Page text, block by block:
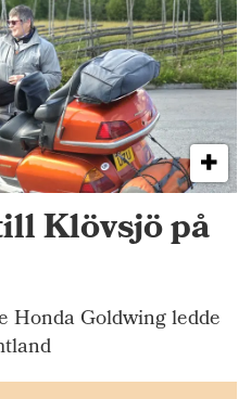
Klövsjö på
Honda Goldwing ledde